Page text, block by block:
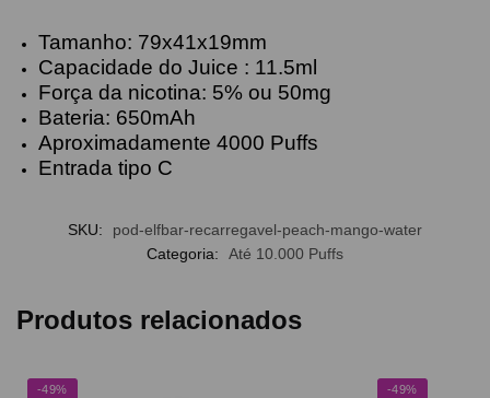
Tamanho: 79x41x19mm
Capacidade do Juice : 11.5ml
Força da nicotina: 5% ou 50mg
Bateria: 650mAh
Aproximadamente 4000 Puffs
Entrada tipo C
SKU:
pod-elfbar-recarregavel-peach-mango-water
Categoria:
Até 10.000 Puffs
Produtos relacionados
-49% -49%